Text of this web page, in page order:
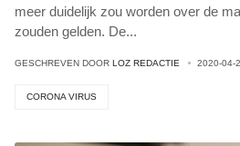
meer duidelijk zou worden over de
zouden gelden. De...
GESCHREVEN DOOR LOZ REDACTIE 2020-04-
CORONA VIRUS